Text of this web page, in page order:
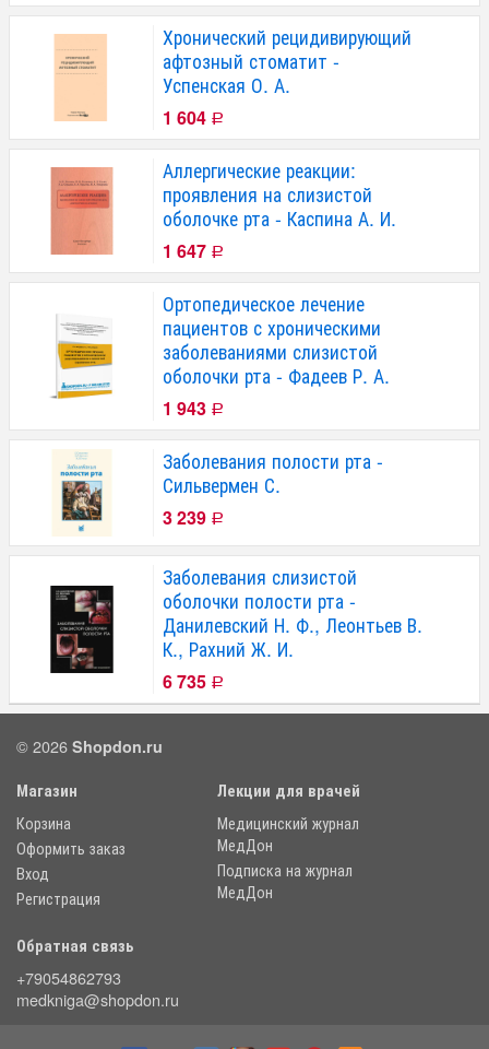
Хронический рецидивирующий
афтозный стоматит -
Успенская О. А.
1 604 Р
Аллергические реакции:
проявления на слизистой
оболочке рта - Каспина А. И.
1 647 Р
Ортопедическое лечение
пациентов с хроническими
заболеваниями слизистой
оболочки рта - Фадеев Р. А.
1 943 Р
Заболевания полости рта -
Сильвермен С.
3 239 Р
Заболевания слизистой
оболочки полости рта -
Данилевский Н. Ф., Леонтьев В.
К., Рахний Ж. И.
6 735 Р
© 2026 Shopdon.ru
Магазин
Корзина
Оформить заказ
Вход
Регистрация
Лекции для врачей
Медицинский журнал
МедДон
Подписка на журнал
МедДон
Обратная связь
+79054862793
medkniga@shopdon.ru